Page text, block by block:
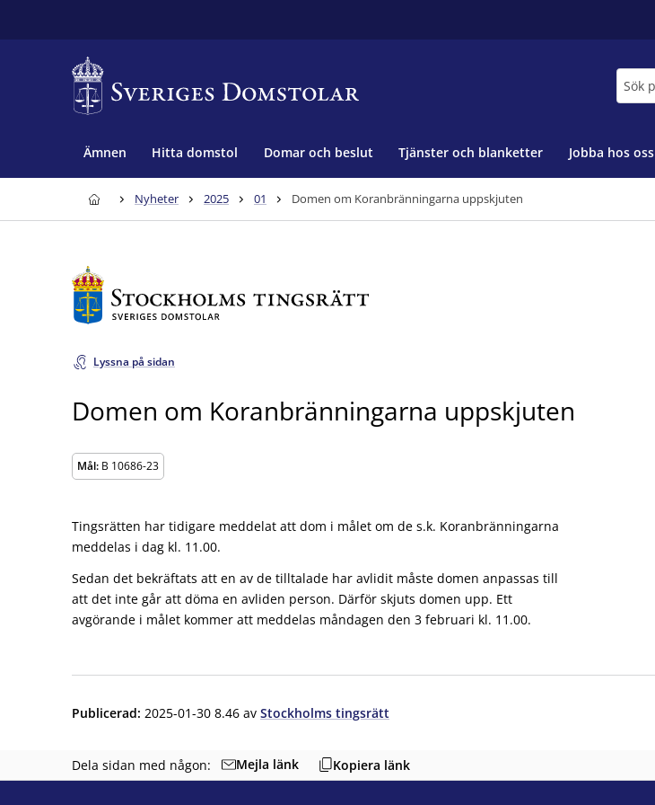
Ämnen Hitta domstol Domar och beslut Tjänster och blanketter Jobba hos oss
Nyheter 2025 01 Domen om Koranbränningarna uppskjuten
Lyssna på sidan
Domen om Koranbränningarna uppskjuten
Mål: B 10686-23
Tingsrätten har tidigare meddelat att dom i målet om de s.k. Koranbränningarna
meddelas i dag kl. 11.00.
Sedan det bekräftats att en av de tilltalade har avlidit måste domen anpassas till
att det inte går att döma en avliden person. Därför skjuts domen upp. Ett
avgörande i målet kommer att meddelas måndagen den 3 februari kl. 11.00.
Publicerad: 2025-01-30 8.46 av Stockholms tingsrätt
Dela sidan med någon: Mejla länk Kopiera länk